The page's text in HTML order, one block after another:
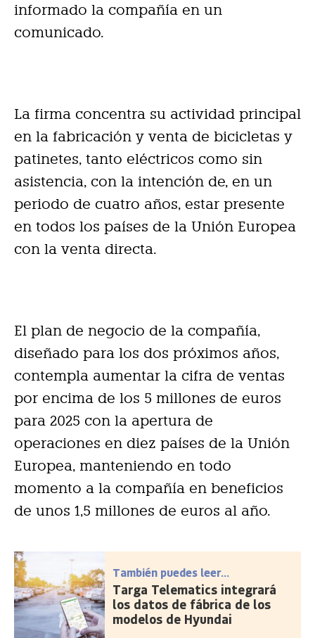
informado la compañía en un
comunicado.
La firma concentra su actividad principal
en la fabricación y venta de bicicletas y
patinetes, tanto eléctricos como sin
asistencia, con la intención de, en un
periodo de cuatro años, estar presente
en todos los países de la Unión Europea
con la venta directa.
El plan de negocio de la compañía,
diseñado para los dos próximos años,
contempla aumentar la cifra de ventas
por encima de los 5 millones de euros
para 2025 con la apertura de
operaciones en diez países de la Unión
Europea, manteniendo en todo
momento a la compañía en beneficios
de unos 1,5 millones de euros al año.
También puedes leer...
Targa Telematics integrará
los datos de fábrica de los
modelos de Hyundai